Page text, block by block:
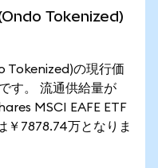
Tokenized)
Tokenized)の現行価
す。 流通供給量が
MSCI EAFE ETF
￥7878.74万となりま